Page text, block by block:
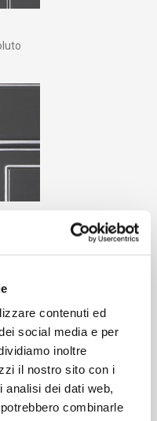
contenuti ed
social media e per
inoltre
il nostro sito con i
analisi dei dati web,
combinarle